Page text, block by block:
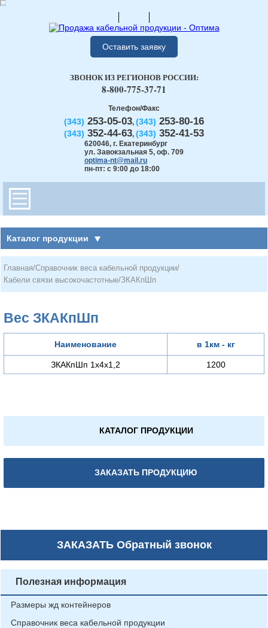
Оставить заявку
Телефон/Факс
(343) 253-05-03, (343) 253-80-16
(343) 352-44-63, (343) 352-41-53
620046, г. Екатеринбург
ул. Завокзальная 5, оф. 709
optima-nt@mail.ru
пн-пт: с 9:00 до 18:00
ЗВОНОК ИЗ РЕГИОНОВ РОССИИ:
8-800-775-37-71
Каталог продукции
Главная/Справочник веса кабельной продукции/
Кабели связи высокочастотные/ЗКАКпШп
Вес ЗКАКпШп
Наименование в 1км - кг
ЗКАКпШп 1х4х1,2 1200
КАТАЛОГ ПРОДУКЦИИ
ЗАКАЗАТЬ ПРОДУКЦИЮ
ЗАКАЗАТЬОбратный звонок
Полезная информация
Размеры жд контейнеров
Справочник веса кабельной продукции